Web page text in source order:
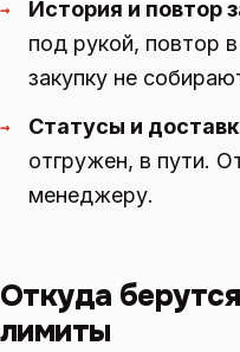
→ История и повтор
под рукой, повтор
закупку не
→ Статусы и
отгружен, в пути.
менеджеру.
Откуда
лимиты